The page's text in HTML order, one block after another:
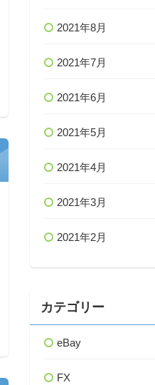
2021年8月
2021年7月
2021年6月
2021年5月
2021年4月
2021年3月
2021年2月
カテゴリー
eBay
FX